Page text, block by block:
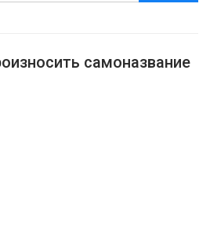
самоназвание